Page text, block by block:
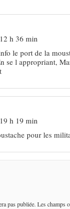
h 36 min
le port de la
se l appropriant,
h 19 min
pour les
pas publiée. Les